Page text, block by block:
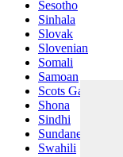
Sesotho
Sinhala
Slovak
Slovenian
Somali
Samoan
Scots Gaelic
Shona
Sindhi
Sundanese
Swahili